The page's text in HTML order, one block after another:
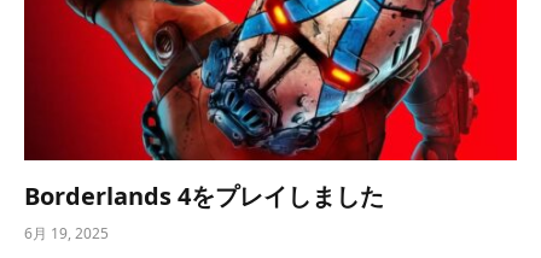
Borderlands 4をプレイしました
6月 19, 2025